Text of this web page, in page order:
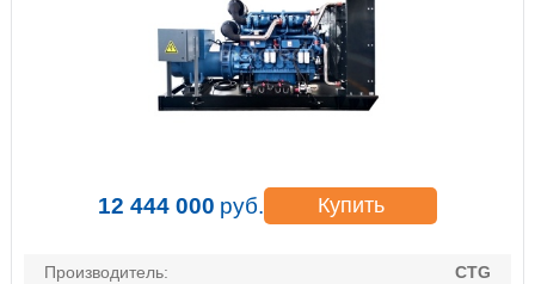
12 444 000 руб. Купить
Производитель:
CTG